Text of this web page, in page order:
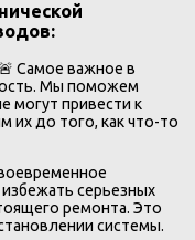
Самое важное в
Мы поможем
могут привести к
их до того, как что-то
серьезных
ремонта. Это
системы.